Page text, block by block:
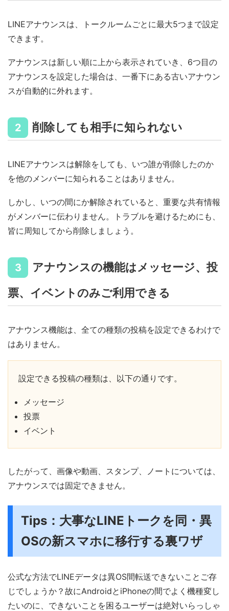
LINEアナウンスは、トークルームごとに最大5つまで設定
できます。
アナウンスは新しい順に上から表示されていき、6つ目の
アナウンスを設定した場合は、一番下にある古いアナウン
スが自動的に外れます。
2 削除しても相手に知られない
LINEアナウンスは解除をしても、いつ誰が削除したのか
を他のメンバーに知られることはありません。
しかし、いつの間にか解除されていると、重要な共有情報
がメンバーに伝わりません。トラブルを避けるためにも、
皆に周知してから削除しましょう。
3
アナウンスの機能はメッセージ、投
票、イベントのみご利用できる
アナウンス機能は、全ての種類の投稿を設定できるわけで
はありません。
設定できる投稿の種類は、以下の通りです。
メッセージ
投票
イベント
したがって、画像や動画、スタンプ、ノートについては、
アナウンスでは固定できません。
Tips：大事なLINEトークを同・異
OSの新スマホに移行する裏ワザ
公式な方法でLINEデータは異OS間転送できないことご存
じでしょうか？故にAndroidとiPhoneの間でよく機種変し
たいのに、できないことを困るユーザーは絶対いらっしゃ